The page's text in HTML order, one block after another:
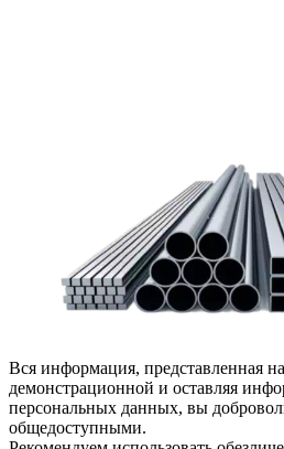
Вся информация, представленная на
демонстрационной и оставляя
персональных данных, вы
общедоступными.